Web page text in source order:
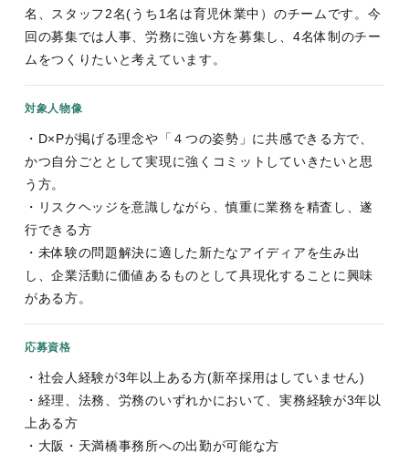
名、スタッフ2名(うち1名は育児休業中）のチームです。今
回の募集では人事、労務に強い方を募集し、4名体制のチー
ムをつくりたいと考えています。
対象人物像
・D×Pが掲げる理念や「４つの姿勢」に共感できる方で、
かつ自分ごととして実現に強くコミットしていきたいと思
う方。
・リスクヘッジを意識しながら、慎重に業務を精査し、遂
行できる方
・未体験の問題解決に適した新たなアイディアを生み出
し、企業活動に価値あるものとして具現化することに興味
がある方。
応募資格
・社会人経験が3年以上ある方(新卒採用はしていません)
・経理、法務、労務のいずれかにおいて、実務経験が3年以
上ある方
・大阪・天満橋事務所への出勤が可能な方